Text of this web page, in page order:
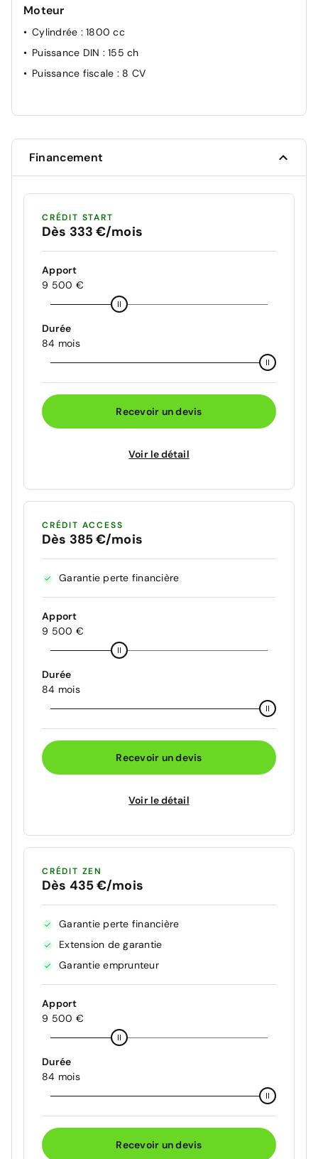
Moteur
Cylindrée : 1800 cc
Puissance DIN : 155 ch
Puissance fiscale : 8 CV
Financement
CRÉDIT START
Dès 333 €/mois
Apport
9 500 €
Durée
84 mois
Recevoir un devis
Voir le détail
CRÉDIT ACCESS
Dès 385 €/mois
Garantie perte financière
Apport
9 500 €
Durée
84 mois
Recevoir un devis
Voir le détail
CRÉDIT ZEN
Dès 435 €/mois
Garantie perte financière
Extension de garantie
Garantie emprunteur
Apport
9 500 €
Durée
84 mois
Recevoir un devis